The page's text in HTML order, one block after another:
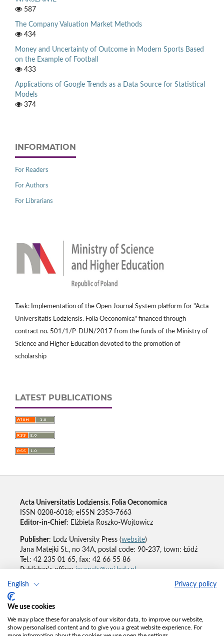
English Privacy policy
We use cookies
We may place these for analysis of our visitor data, to improve our website,
show personalised content and to give you a great website experience. For
587
The Company Valuation Market Methods
434
Money and Uncertainty of Outcome in Modern Sports Based
on the Example of Football
433
Applications of Google Trends as a Data Source for Statistical
Models
374
INFORMATION
For Readers
For Authors
For Librarians
Task: Implementation of the Open Journal System platform for "Acta
Universitatis Lodziensis. Folia Oeconomica" financed through
contract no. 501/1/P-DUN/2017 from the funds of the Ministry of
Science and Higher Education devoted to the promotion of
scholarship
LATEST PUBLICATIONS
Acta Universitatis Lodziensis. Folia Oeconomica
ISSN 0208-6018; eISSN 2353-7663
Editor-in-Chief: Elżbieta Roszko-Wojtowicz
Publisher: Lodz University Press (website)
Jana Matejki St., no 34A, postal code: 90-237, town: Łódź
Tel.: 42 235 01 65, fax: 42 66 55 86
Publisher's office:journals@uni.lodz.pl
Accesibility declaration